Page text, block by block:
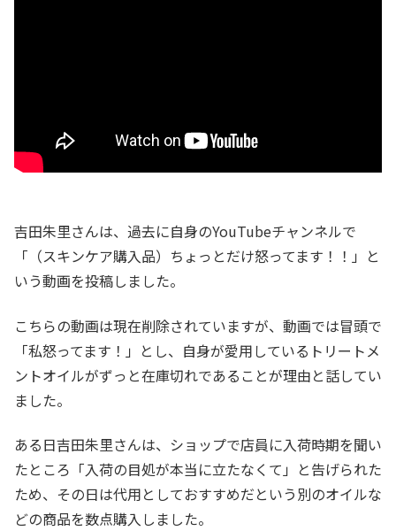
吉田朱里さんは、過去に自身のYouTubeチャンネルで
「（スキンケア購入品）ちょっとだけ怒ってます！！」と
いう動画を投稿しました。
こちらの動画は現在削除されていますが、動画では冒頭で
「私怒ってます！」とし、自身が愛用しているトリートメ
ントオイルがずっと在庫切れであることが理由と話してい
ました。
ある日吉田朱里さんは、ショップで店員に入荷時期を聞い
たところ「入荷の目処が本当に立たなくて」と告げられた
ため、その日は代用としておすすめだという別のオイルな
どの商品を数点購入しました。